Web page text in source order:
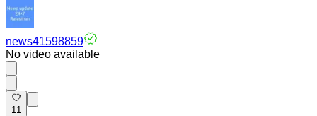
news41598859
No video available
11